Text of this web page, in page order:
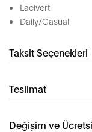
Lacivert
Daily/Casual
Taksit Seçenekleri
Teslimat
Değişim ve